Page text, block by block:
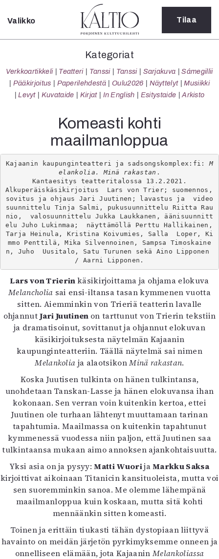
Sulje
Kategoriat
Verkkoartikkeli
Teatteri
Tanssi
Sarjakuva
Sámegillii
Pääkirjoitus
Paperilehdestä
Oulu2026
Näyttelyt
Musiikki
Levyt
Kuvataide
Kirjat
In English
Esitystaide
Arkisto
Lehdet
4/2026
2–3/2026
1/2026
6/2025
5/2025 saame
5/2025
Info
Tilaus ja irtonumerot
Yhteistyössä
Toimitus
Mediatiedot
Valikko Tilaa
Kategoriat
Verkkoartikkeli Teatteri Tanssi Tanssi Sarjakuva
Sámegillii
Pääkirjoitus
Paperilehdestä Oulu2026 Näyttelyt
Musiikki
Levyt
Kuvataide Kirjat In English Esitystaide Arkisto
Komeasti kohti
maailmanloppua
Kajaanin kaupunginteatteri ja sadsongskomplex:fi: M
elankolia. Minä rakastan .
Kantaesitys teatteritalossa 13.2.2021.
Alkuperäiskäsikirjoitus  Lars von Trier; suomennos,
sovitus ja ohjaus Jari Juutinen; lavastus ja  video
suunnittelu Tinja Salmi, pukusuunnittelu Riitta Rau
nio,  valosuunnittelu Jukka Laukkanen, äänisuunnitt
elu Juho Lukinmaa;  näyttämöllä Perttu Hallikainen,
Tarja Heinula, Kristina Koivumies, Salla  Loper, Ki
mmo Penttilä, Mika Silvennoinen, Sampsa Timoskaine
n, Juho  Uusitalo, Satu Turunen sekä Aino Lipponen
/ Aarni Lipponen.
Lars von Trierinkäsikirjoittama ja ohjama elokuva
Melancholia sai ensi-iltansa tasan kymmenen vuotta
sitten. Aiemminkin von Trieriä teatterin lavalle
ohjannutJari Juutinen on tarttunut von Trierin tekstiin
ja dramatisoinut, sovittanut ja ohjannut elokuvan
käsikirjoituksesta näytelmän Kajaanin
kaupunginteatteriin. Täällä näytelmä sai nimen
Melankolia ja alaotsikonMinä rakastan.
Koska Juutisen tulkinta on hänen tulkintansa,
unohdetaan Tanskan-Lasse ja hänen elokuvansa ihan
kokonaan. Sen verran voin kuitenkin kertoa, ettei
Juutinen ole turhaan lähtenyt muuttamaan tarinan
tapahtumia. Maailmassa on kuitenkin tapahtunut
kymmenessä vuodessa niin paljon, että Juutinen saa
tulkintaansa mukaan aimo annoksen ajankohtaisuutta.
Yksi asia on ja pysyy:Matti WuorijaMarkku Saksa
kirjoittivat aikoinaan Titanicin kansituoleista, mutta voi
sen suoremminkin sanoa. Me olemme lähempänä
maailmanloppua kuin koskaan, mutta sitä kohti
mennäänkin sitten komeasti.
Toinen ja erittäin tiukasti tähän dystopiaan liittyvä
havainto on meidän järjetön pyrkimyksemme onneen ja
onnelliseen elämään, jota KajaaninMelankoliassa